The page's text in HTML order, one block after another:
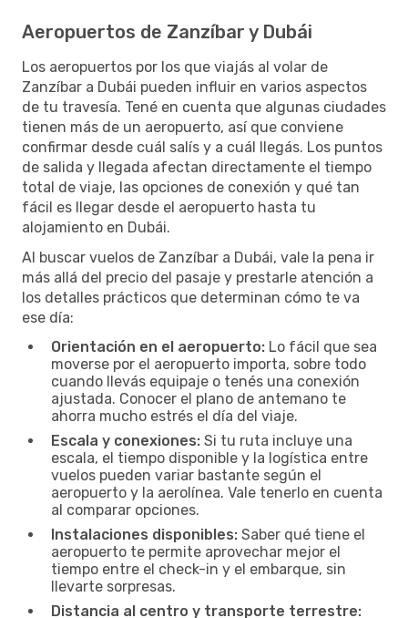
Aeropuertos de Zanzíbar y Dubái
Los aeropuertos por los que viajás al volar de
Zanzíbar a Dubái pueden influir en varios aspectos
de tu travesía. Tené en cuenta que algunas ciudades
tienen más de un aeropuerto, así que conviene
confirmar desde cuál salís y a cuál llegás. Los puntos
de salida y llegada afectan directamente el tiempo
total de viaje, las opciones de conexión y qué tan
fácil es llegar desde el aeropuerto hasta tu
alojamiento en Dubái.
Al buscar vuelos de Zanzíbar a Dubái, vale la pena ir
más allá del precio del pasaje y prestarle atención a
los detalles prácticos que determinan cómo te va
ese día:
Orientación en el aeropuerto: Lo fácil que sea
moverse por el aeropuerto importa, sobre todo
cuando llevás equipaje o tenés una conexión
ajustada. Conocer el plano de antemano te
ahorra mucho estrés el día del viaje.
Escala y conexiones: Si tu ruta incluye una
escala, el tiempo disponible y la logística entre
vuelos pueden variar bastante según el
aeropuerto y la aerolínea. Vale tenerlo en cuenta
al comparar opciones.
Instalaciones disponibles: Saber qué tiene el
aeropuerto te permite aprovechar mejor el
tiempo entre el check-in y el embarque, sin
llevarte sorpresas.
Distancia al centro y transporte terrestre: